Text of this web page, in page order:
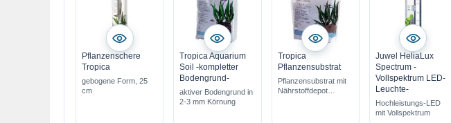
Pflanzenschere
Tropica
gebogene Form, 25
cm
Tropica Aquarium
Soil -kompletter
Bodengrund-
aktiver Bodengrund in
2-3 mm Körnung
Tropica
Pflanzensubstrat
Pflanzensubstrat mit
Nährstoffdepot
Juwel HeliaLux
Spectrum -
Vollspektrum LED-
Leuchte-
Hochleistungs-LED
mit Vollspektrum